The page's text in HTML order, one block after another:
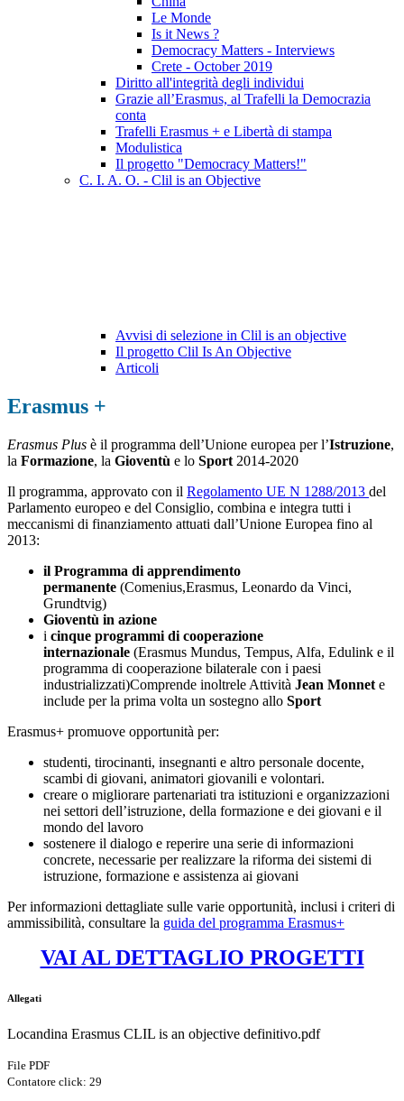
Le Monde
Is it News ?
Democracy Matters - Interviews
Crete - October 2019
Diritto all'integrità degli individui
Grazie all’Erasmus, al Trafelli la Democrazia
conta
Trafelli Erasmus + e Libertà di stampa
Modulistica
Il progetto "Democracy Matters!"
C. I. A. O. - Clil is an Objective
Avvisi di selezione in Clil is an objective
Il progetto Clil Is An Objective
Articoli
Erasmus +
Erasmus Plus è il programma dell’Unione europea per l’Istruzione,
la Formazione, la Gioventù e lo Sport 2014-2020
Il programma, approvato con il Regolamento UE N 1288/2013 del
Parlamento europeo e del Consiglio, combina e integra tutti i
meccanismi di finanziamento attuati dall’Unione Europea fino al
2013:
il Programma di apprendimento
permanente (Comenius,Erasmus, Leonardo da Vinci,
Grundtvig)
Gioventù in azione
i cinque programmi di cooperazione
internazionale (Erasmus Mundus, Tempus, Alfa, Edulink e il
programma di cooperazione bilaterale con i paesi
industrializzati)Comprende inoltrele Attività Jean Monnet e
include per la prima volta un sostegno allo Sport
Erasmus+ promuove opportunità per:
studenti, tirocinanti, insegnanti e altro personale docente,
scambi di giovani, animatori giovanili e volontari.
creare o migliorare partenariati tra istituzioni e organizzazioni
nei settori dell’istruzione, della formazione e dei giovani e il
mondo del lavoro
sostenere il dialogo e reperire una serie di informazioni
concrete, necessarie per realizzare la riforma dei sistemi di
istruzione, formazione e assistenza ai giovani
Per informazioni dettagliate sulle varie opportunità, inclusi i criteri di
ammissibilità, consultare la guida del programma Erasmus+
VAI AL DETTAGLIO PROGETTI
Allegati
Locandina Erasmus CLIL is an objective definitivo.pdf
File PDF
Contatore click: 29